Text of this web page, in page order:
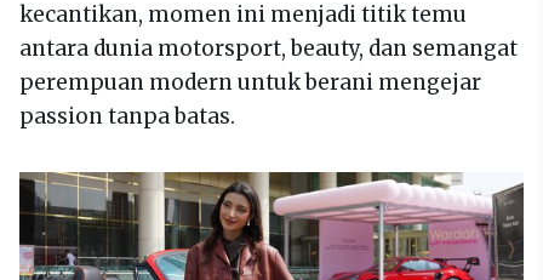
kecantikan, momen ini menjadi titik temu
antara dunia motorsport, beauty, dan semangat
perempuan modern untuk berani mengejar
passion tanpa batas.